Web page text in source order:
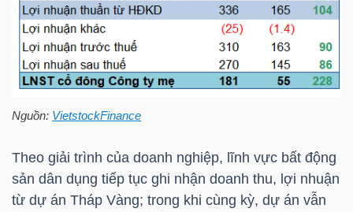
Nguồn: VietstockFinance
Theo giải trình của doanh nghiệp, lĩnh vực bất động
sản dân dụng tiếp tục ghi nhận doanh thu, lợi nhuận
từ dự án Tháp Vàng; trong khi cùng kỳ, dự án vẫn
ĐÔNG
DƯƠNG
NHÂN